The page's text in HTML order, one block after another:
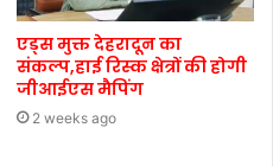
एड्स मुक्त देहरादून का
संकल्प,हाई रिस्क क्षेत्रों की होगी
जीआईएस मैपिंग
2 weeks ago